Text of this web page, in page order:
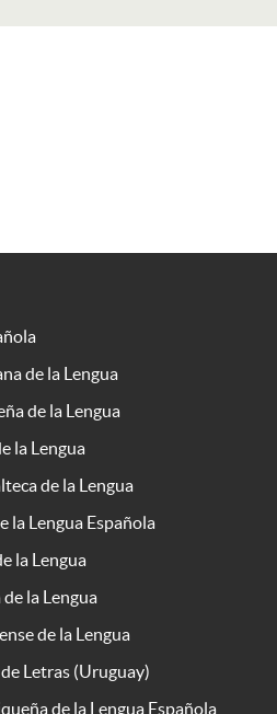
de la Lengua
de la Lengua
la Lengua
de la Lengua
la Lengua Española
la Lengua
la Lengua
de la Lengua
Letras (Uruguay)
de la Lengua Española